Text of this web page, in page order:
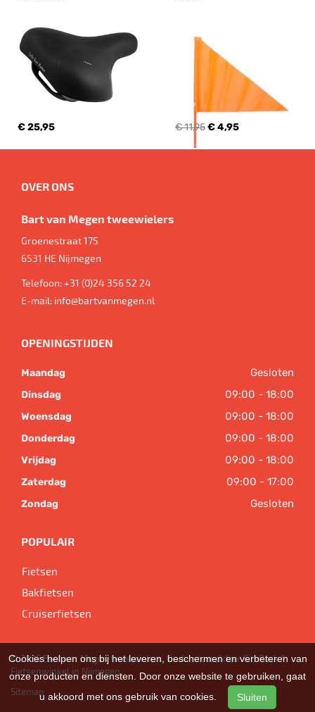
€ 25,95 € 11,95€ 4,95
OVER ONS
Bart van Megen tweewielers
Groenestraat 175
6531 HE Nijmegen
Telefoon:+31 (0)24 356 52 24
E-mail: info@bartvanmegen.nl
OPENINGSTIJDEN
Maandag Gesloten
Dinsdag 09:00 - 18:00
Woensdag 09:00 - 18:00
Donderdag 09:00 - 18:00
Vrijdag 09:00 - 18:00
Zaterdag 09:00 - 17:00
Zondag Gesloten
POPULAIR
Fietsen
Bakfietsen
Cruiserfietsen
© 2026 Bart van Megen tweewielers. Ondersteund doorSitePack ®
Fietsenwinkel in Nijmegen
Sitemap
Cookies helpen ons bij het leveren, beschermen en verbeteren van
onze producten en diensten. Door onze website te gebruiken, gaat
u akkoord met ons gebruik van cookies.
Sluiten